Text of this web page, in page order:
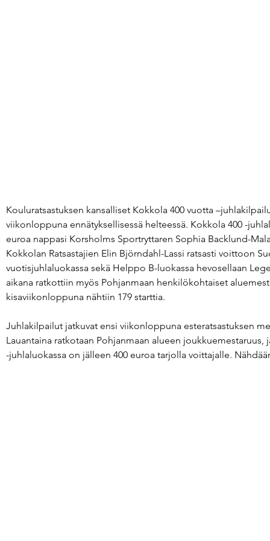
Kouluratsastuksen kansalliset Kokkola 400 vuotta
viikonloppuna ennätyksellisessä helteessä. Kokkola 400 -
euroa nappasi Korsholms Sportryttaren Sophia Backlund-
Kokkolan Ratsastajien Elin Björndahl-Lassi ratsasti voittoon
vuotisjuhlaluokassa sekä Helppo B-luokassa hevosellaan
aikana ratkottiin myös Pohjanmaan henkilökohtaiset
kisaviikonloppuna nähtiin 179 starttia.
Juhlakilpailut jatkuvat ensi viikonloppuna esteratsastuksen
Lauantaina ratkotaan Pohjanmaan alueen joukkuemestaruus,
-juhlaluokassa on jälleen 400 euroa tarjolla voittajalle.